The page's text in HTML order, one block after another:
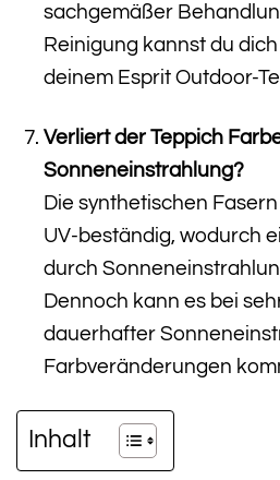
sachgemäßer
Reinigung kannst du
deinem Esprit Outdoor-
Verliert der Teppich
Sonneneinstrahlung?
Die synthetischen
UV-beständig, wodurch
durch
Dennoch kann es bei
dauerhafter
Farbveränderungen
Inhalt